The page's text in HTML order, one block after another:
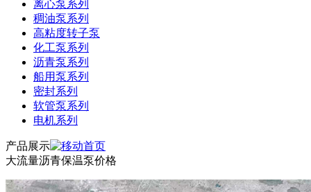
离心泵系列
稠油泵系列
高粘度转子泵
化工泵系列
沥青泵系列
船用泵系列
密封系列
软管泵系列
电机系列
产品展示
大流量沥青保温泵价格